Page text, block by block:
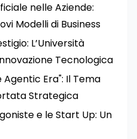
nelle Aziende:
Modelli di Business
L’Università
Tecnologica
Era": Il Tema
Strategica
e le Start Up: Un